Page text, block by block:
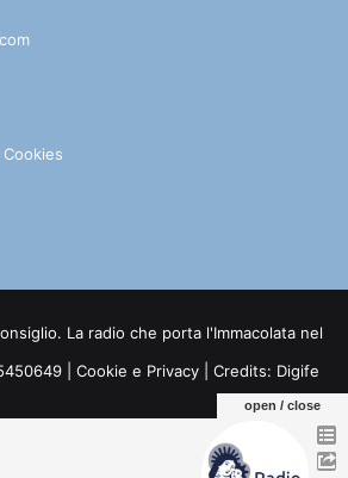
La radio che porta l'Immacolata nel
| Cookie e Privacy | Credits: Digife
open / close